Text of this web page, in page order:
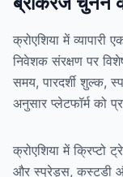
क्रोएशिया में व्यापारी
निवेशक संरक्षण पर
समय, पारदर्शी शुल्क,
अनुसार प्लेटफॉर्म को
क्रोएशिया में क्रिप्टो
और स्प्रेड्स, कस्टडी